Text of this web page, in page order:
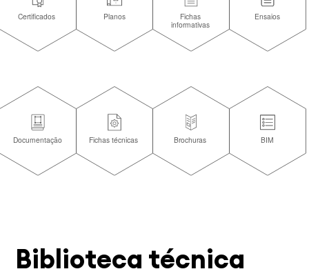
Biblioteca técnica